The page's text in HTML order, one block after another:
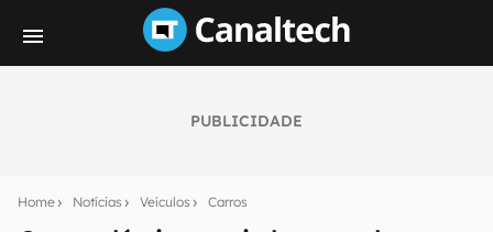
PUBLICIDADE
Home Notícias Veículos Carros
notícias e reviews sobre tecnologia em primeira